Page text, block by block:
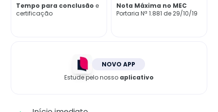
Já sou aluno
Tempo para conclusão e
certificação
Nota Máxima no MEC
Portaria Nª 1.881 de 29/10/19
NOVO APP
Estude pelo nosso aplicativo